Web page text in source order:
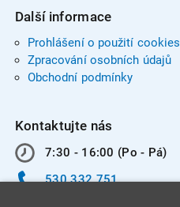
Další informace
Prohlášení o použití cookies
Zpracování osobních údajů
Obchodní podmínky
Kontaktujte nás
7:30 - 16:00 (Po - Pá)
530 332 751